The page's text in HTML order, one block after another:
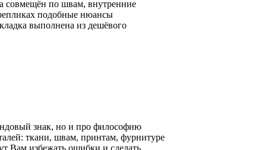
совмещён по швам, внутренние
подобные нюансы
выполнена из дешёвого
знак, но и про философию
ткани, швам, принтам, фурнитуре
Вам избежать ошибки и сделать